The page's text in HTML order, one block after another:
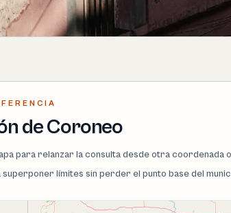
de Coroneo
para relanzar la consulta desde otra coordenada
límites sin perder el punto base del